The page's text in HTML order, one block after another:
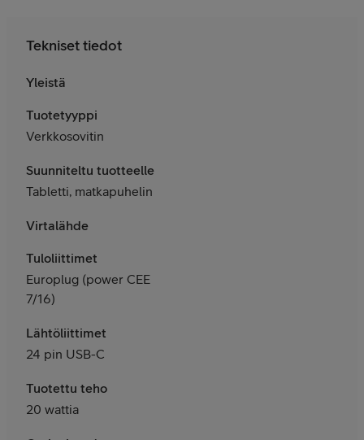
Tekniset tiedot
Yleistä
Tuotetyyppi
Verkkosovitin
Suunniteltu tuotteelle
Tabletti, matkapuhelin
Virtalähde
Tuloliittimet
Europlug (power CEE
7/16)
Lähtöliittimet
24 pin USB-C
Tuotettu teho
20 wattia